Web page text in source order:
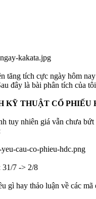
tăng tích cực ngày hôm
đây là bài phân tích của
KỸ THUẬT CỔ PHIẾU
tuy nhiên giá vẫn chưa
31/7 -> 2/8
gì hay thảo luận về các